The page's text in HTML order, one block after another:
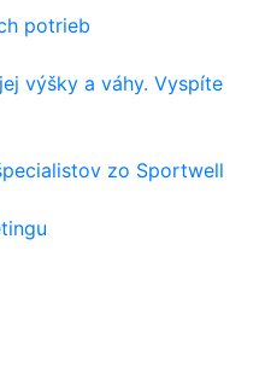
potrieb
výšky a váhy. Vyspíte
zo Sportwell